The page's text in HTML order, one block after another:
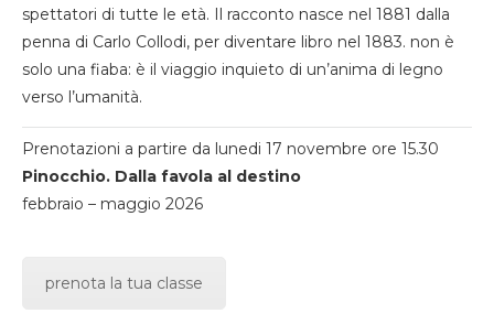
spettatori di tutte le età. Il racconto nasce nel 1881 dalla
penna di Carlo Collodi, per diventare libro nel 1883. non è
solo una fiaba: è il viaggio inquieto di un’anima di legno
verso l’umanità.
Prenotazioni a partire da lunedi 17 novembre ore 15.30
Pinocchio. Dalla favola al destino
febbraio – maggio 2026
prenota la tua classe